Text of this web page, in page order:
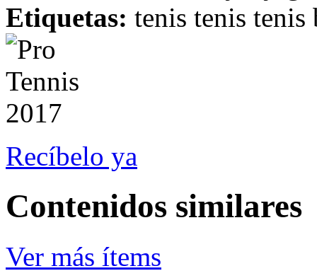
Etiquetas: tenis tenis tenis
Recíbelo ya
Contenidos similares
Ver más ítems